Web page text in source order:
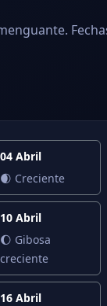
04 Abril
🌒 Creciente
10 Abril
🌔 Gibosa
creciente
16 Abril